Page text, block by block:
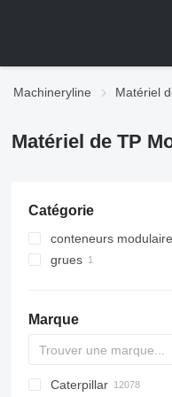
Machineryline Matériel
Matériel de TP
Catégorie
conteneurs
conteneurs
grues
Marque
Titan
AL
SP
AX
X-Series
AFW
HD
FlexiROC
1304
400 - series
BC
BG
BB
553
GSH
Leonardo
AHK
K-series
CK
3.5
B-series
450
Caterpillar